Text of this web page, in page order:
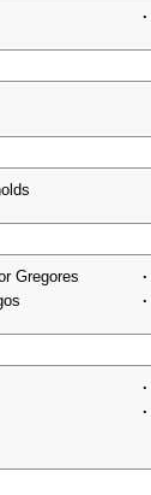
·
Gregores ·
·
·
·